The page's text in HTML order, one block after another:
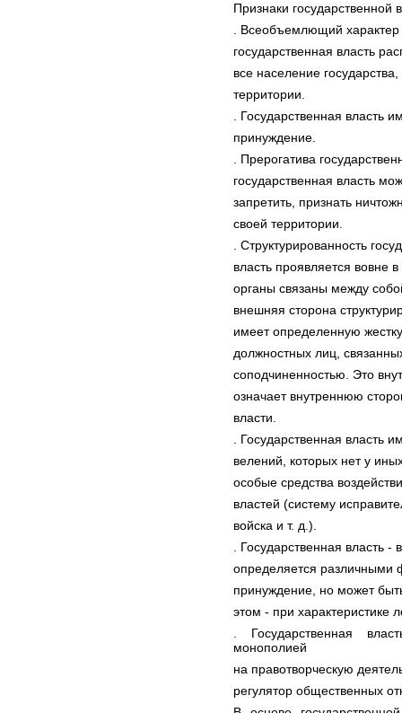
Признаки государственной
. Всеобъемлющий характер
государственная власть
все население
территории.
. Государственная власть
принуждение.
. Прерогатива
государственная власть
запретить, признать
своей территории.
. Структурированность
власть проявляется вовне
органы связаны между
внешняя сторона
имеет определенную
должностных лиц,
соподчиненностью. Это
означает внутреннюю
власти.
. Государственная власть
велений, которых нет у
особые средства
властей (систему
войска и т. д.).
. Государственная власть -
определяется различными
принуждение, но может
этом - при характеристике
. Государственная
монополией
на правотворческую
регулятор общественных